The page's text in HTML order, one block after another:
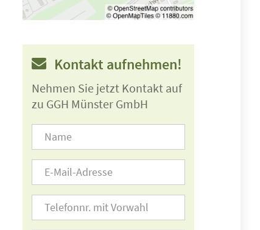
Kontakt aufnehmen!
Nehmen Sie jetzt Kontakt auf
zu GGH Münster GmbH